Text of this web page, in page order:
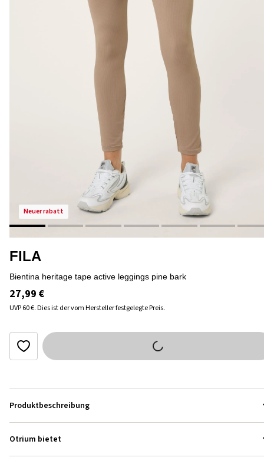
neuer rabatt
FILA
bientina heritage tape active leggings pine bark
27,99 €
UVP60 €.Dies ist der vom Hersteller festgelegte Preis.
Produktbeschreibung
Otrium bietet